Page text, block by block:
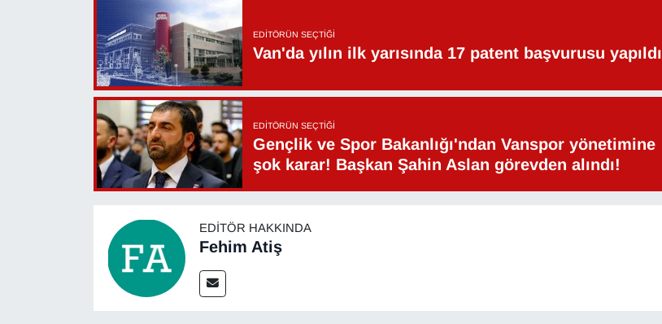
EDITÖRÜN SEÇTIĞI
Van'da yılın ilk yarısında 17 patent başvurusu yapıldı
EDITÖRÜN SEÇTIĞI
Gençlik ve Spor Bakanlığı'ndan Vanspor yönetimine
şok karar! Başkan Şahin Aslan görevden alındı!
EDITÖR HAKKINDA
Fehim Atiş